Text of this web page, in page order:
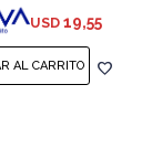
USD 19,55